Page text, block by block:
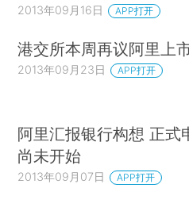
2013年09月16日 APP打开
港交所本周再议阿里上
2013年09月23日 APP打开
阿里汇报银行构想 正式
尚未开始
2013年09月07日 APP打开